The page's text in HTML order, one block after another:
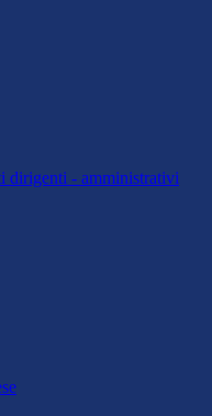
dirigenti - amministrativi